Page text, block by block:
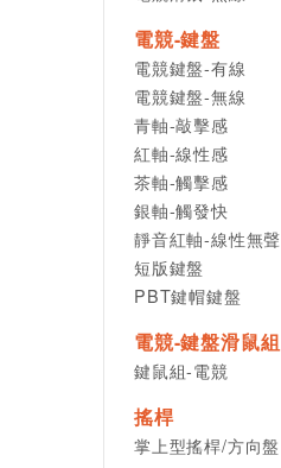
電競-鍵盤
電競鍵盤-有線
電競鍵盤-無線
青軸-敲擊感
紅軸-線性感
茶軸-觸擊感
銀軸-觸發快
靜音紅軸-線性無聲
短版鍵盤
PBT鍵帽鍵盤
電競-鍵盤滑鼠組
鍵鼠組-電競
搖桿
掌上型搖桿/方向盤